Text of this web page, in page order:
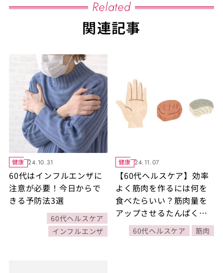
Related
関連記事
健康 24.10.31
60代はインフルエンザに
注意が必要！今日からで
きる予防法3選
60代ヘルスケア
インフルエンザ
健康 24.11.07
【60代ヘルスケア】効率
よく筋肉を作るには何を
食べたらいい？筋肉量を
アップさせるたんぱく質
のとり方
60代ヘルスケア 筋肉